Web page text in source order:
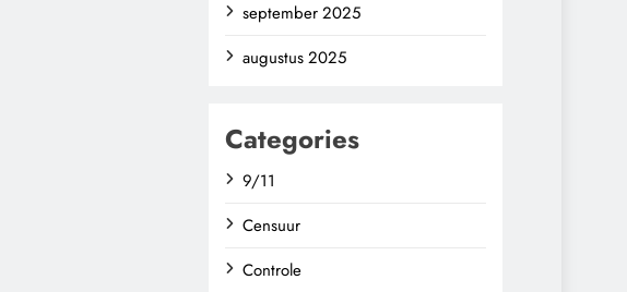
september 2025
augustus 2025
Categories
9/11
Censuur
Controle